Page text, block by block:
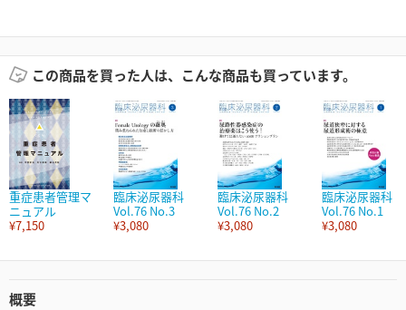
この商品を買った人は、こんな商品も買っています。
重症患者管理マ
ニュアル
¥7,150
臨床泌尿器科
Vol.76 No.3
¥3,080
臨床泌尿器科
Vol.76 No.2
¥3,080
臨床泌尿器科
Vol.76 No.1
¥3,080
概要